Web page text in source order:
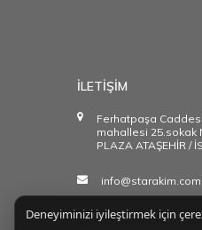
İLETİŞİM
Ferhatpaşa
mahallesi 25.sokak
PLAZA ATAŞEHİR /
info@starakim.com
Deneyiminizi iyileştirmek için